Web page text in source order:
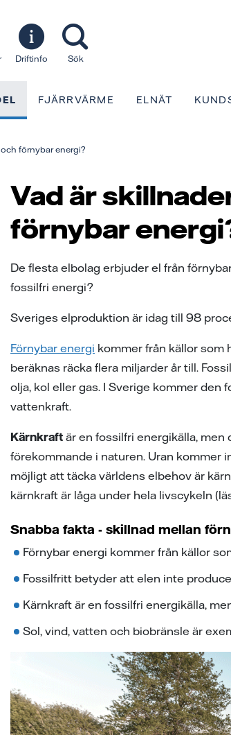
Driftinfo Sök
FJÄRRVÄRME ELNÄT
förnybar energi?
Vad är
förnybar
De flesta elbolag erbjuder el från
fossilfri energi?
Sveriges elproduktion är idag till 98
Förnybar energi kommer från källor som
beräknas räcka flera miljarder år till.
olja, kol eller gas. I Sverige kommer den
vattenkraft.
Kärnkraft är en fossilfri energikälla, men
förekommande i naturen. Uran kommer
möjligt att täcka världens elbehov är
kärnkraft är låga under hela livscykeln
Snabba fakta - skillnad mellan
Förnybar energi kommer från källor
Fossilfritt betyder att elen inte
Kärnkraft är en fossilfri energikälla,
Sol, vind, vatten och biobränsle är